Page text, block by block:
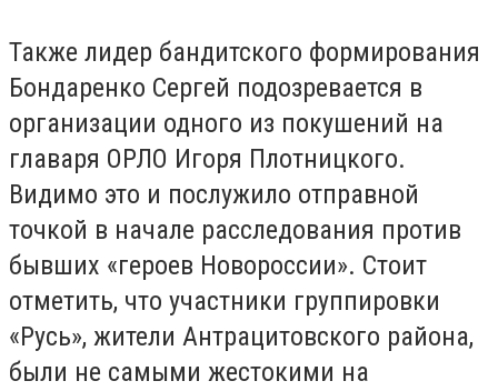
Также лидер бандитского формирования
Бондаренко Сергей подозревается в
организации одного из покушений на
главаря ОРЛО Игоря Плотницкого.
Видимо это и послужило отправной
точкой в начале расследования против
бывших «героев Новороссии». Стоит
отметить, что участники группировки
«Русь», жители Антрацитовского района,
были не самыми жестокими на